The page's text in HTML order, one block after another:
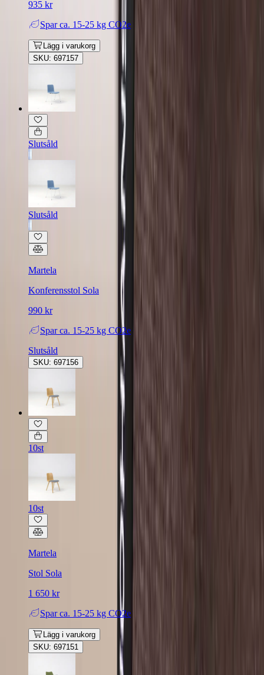
935 kr
Spar ca. 15-25 kg CO2e
Lägg i varukorg
SKU: 697157
Slutsåld
Slutsåld
Martela
Konferensstol Sola
990 kr
Spar ca. 15-25 kg CO2e
Slutsåld
SKU: 697156
10st
10st
Martela
Stol Sola
1 650 kr
Spar ca. 15-25 kg CO2e
Lägg i varukorg
SKU: 697151